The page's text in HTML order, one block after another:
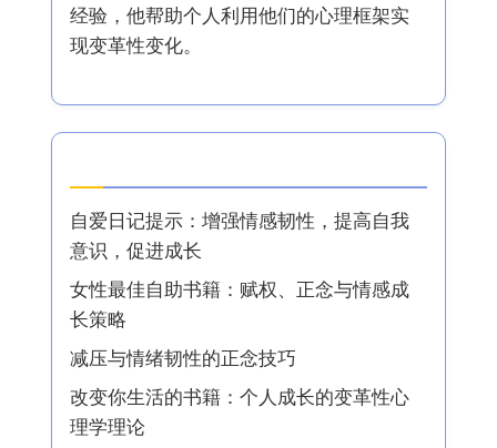
经验，他帮助个人利用他们的心理框架实
现变革性变化。
自爱日记提示：增强情感韧性，提高自我
意识，促进成长
女性最佳自助书籍：赋权、正念与情感成
长策略
减压与情绪韧性的正念技巧
改变你生活的书籍：个人成长的变革性心
理学理论